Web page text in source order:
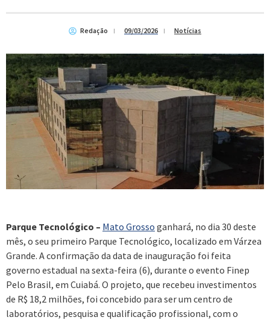
Redação 09/03/2026 Notícias
Parque Tecnológico – Mato Grosso ganhará, no dia 30 deste
mês, o seu primeiro Parque Tecnológico, localizado em Várzea
Grande. A confirmação da data de inauguração foi feita
governo estadual na sexta-feira (6), durante o evento Finep
Pelo Brasil, em Cuiabá. O projeto, que recebeu investimentos
de R$ 18,2 milhões, foi concebido para ser um centro de
laboratórios, pesquisa e qualificação profissional, com o